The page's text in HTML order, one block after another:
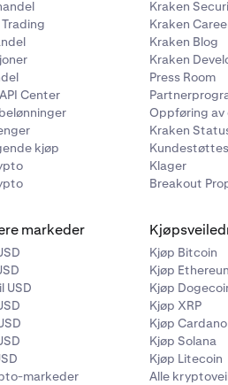
Center
kjøp
Kraken
Kraken
Kraken Blog
Kraken
Press Room
Oppføring av
Kraken
Klager
Breakout
markeder
USD
markeder
Kjøp Bitcoin
Kjøp
Kjøp
Kjøp XRP
Kjøp Cardano
Kjøp Solana
Kjøp Litecoin
Alle